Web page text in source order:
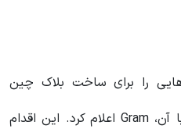
برنامه‌هایی را برای ساخت بلاک چین
(TON) و ارز دیجیتال مرتبط با آن، Gram اعلام کرد. این اقدام